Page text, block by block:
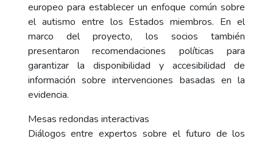
europeo para establecer un enfoque común sobre
el autismo entre los Estados miembros. En el
marco del proyecto, los socios también
presentaron recomendaciones políticas para
garantizar la disponibilidad y accesibilidad de
información sobre intervenciones basadas en la
evidencia.
Mesas redondas interactivas
Diálogos entre expertos sobre el futuro de los